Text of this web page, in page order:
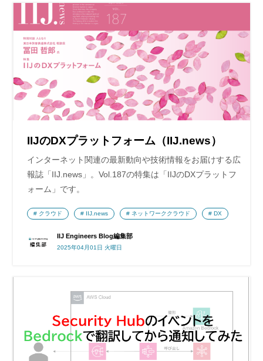
IIJのDXプラットフォーム（IIJ.news）
インターネット関連の最新動向や技術情報をお届けする広
報誌「IIJ.news」。Vol.187の特集は「IIJのDXプラットフ
ォーム」です。
IIJ Engineers Blog編集部
2025年04月01日 火曜日
クラウド IIJ.news ネットワーククラウド DX